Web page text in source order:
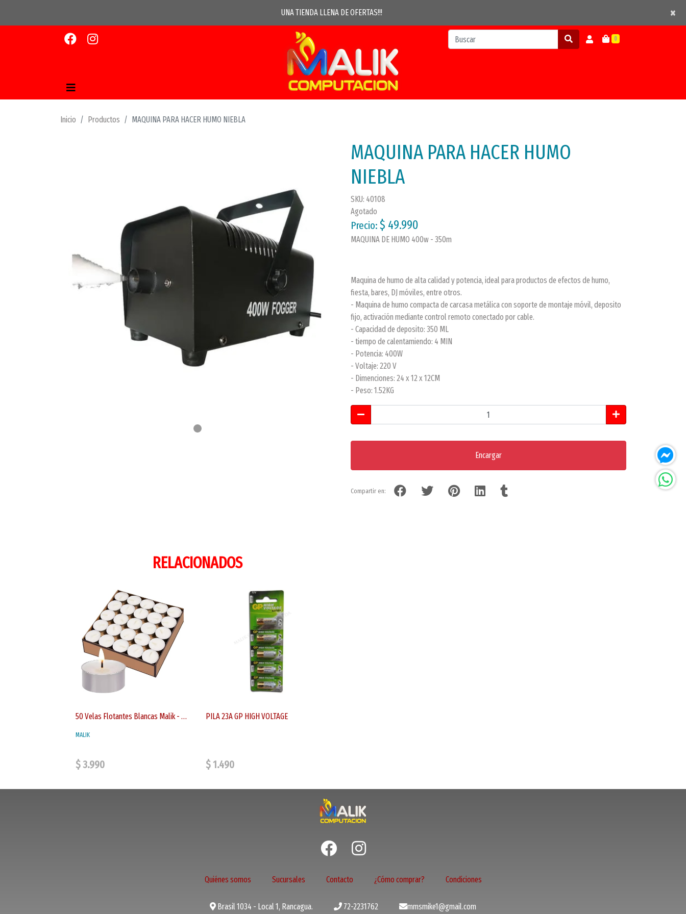
UNA TIENDA LLENA DE OFERTAS!!! ×
×
0
Inicio Productos MAQUINA PARA HACER HUMO NIEBLA
MAQUINA PARA HACER HUMO
NIEBLA
SKU: 40108
Agotado
Precio: $ 49.990
MAQUINA DE HUMO 400w - 350m
Maquina de humo de alta calidad y potencia, ideal para productos de efectos de humo,
fiesta, bares, DJ móviles, entre otros.
- Maquina de humo compacta de carcasa metálica con soporte de montaje móvil, deposito
fijo, activación mediante control remoto conectado por cable.
- Capacidad de deposito: 350 ML
- tiempo de calentamiendo: 4 MIN
- Potencia: 400W
- Voltaje: 220 V
- Dimenciones: 24 x 12 x 12CM
- Peso: 1.52KG
Encargar
Compartir en:
RELACIONADOS
50 Velas Flotantes Blancas Malik - Duración 4-5 Horas
MALIK
$ 3.990
PILA 23A GP HIGH VOLTAGE
$ 1.490
Quiénes somos Sucursales Contacto ¿Cómo comprar? Condiciones
Brasil 1034 - Local 1, Rancagua. 72-2231762 mmsmike1@gmail.com